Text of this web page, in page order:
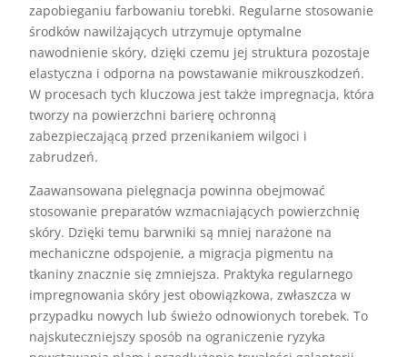
zapobieganiu farbowaniu torebki. Regularne stosowanie
środków nawilżających utrzymuje optymalne
nawodnienie skóry, dzięki czemu jej struktura pozostaje
elastyczna i odporna na powstawanie mikrouszkodzeń.
W procesach tych kluczowa jest także impregnacja, która
tworzy na powierzchni barierę ochronną
zabezpieczającą przed przenikaniem wilgoci i
zabrudzeń.
Zaawansowana pielęgnacja powinna obejmować
stosowanie preparatów wzmacniających powierzchnię
skóry. Dzięki temu barwniki są mniej narażone na
mechaniczne odspojenie, a migracja pigmentu na
tkaniny znacznie się zmniejsza. Praktyka regularnego
impregnowania skóry jest obowiązkowa, zwłaszcza w
przypadku nowych lub świeżo odnowionych torebek. To
najskuteczniejszy sposób na ograniczenie ryzyka